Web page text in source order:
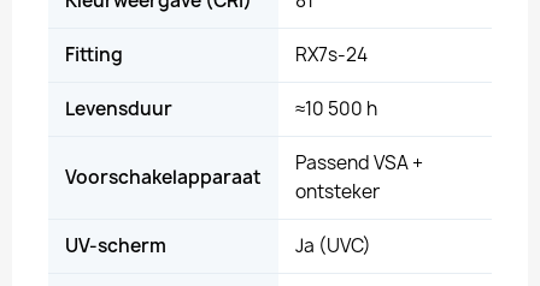
Fitting RX7s-24
Levensduur ≈10 500 h
Voorschakelapparaat
Passend VSA +
ontsteker
UV-scherm Ja (UVC)